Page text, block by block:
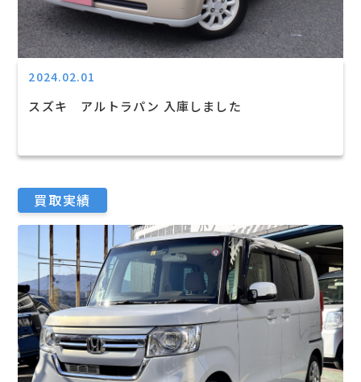
2024.02.01
スズキ アルトラパン 入庫しました
買取実績